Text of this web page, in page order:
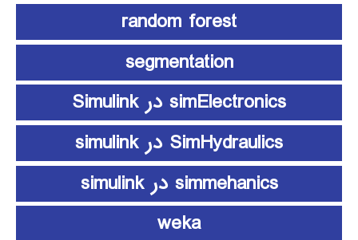
random forest
segmentation
simElectronics در Simulink
SimHydraulics در simulink
simmehanics در simulink
weka